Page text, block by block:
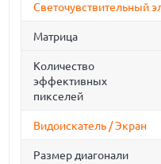
Светочувствительный
Матрица
Количество
эффективных
пикселей
Видоискатель / Экран
Размер диагонали